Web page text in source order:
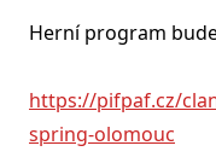
Herní program
https://pifpaf.cz/
spring-olomouc